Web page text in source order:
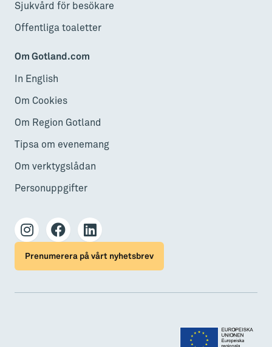
Sjukvård för besökare
Offentliga toaletter
Om Gotland.com
In English
Om Cookies
Om Region Gotland
Tipsa om evenemang
Om verktygslådan
Personuppgifter
Prenumerera på vårt nyhetsbrev